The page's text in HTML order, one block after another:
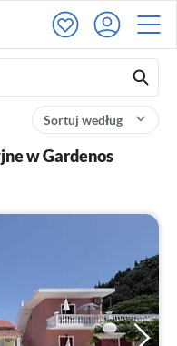
Sortuj według
w Gardenos